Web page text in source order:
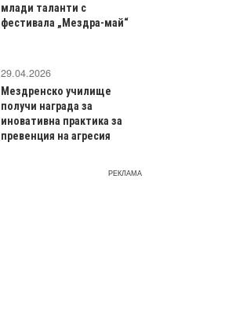
млади таланти с
фестивала „Мездра-май“
29.04.2026
Мездренско училище
получи награда за
иновативна практика за
превенция на агресия
РЕКЛАМА